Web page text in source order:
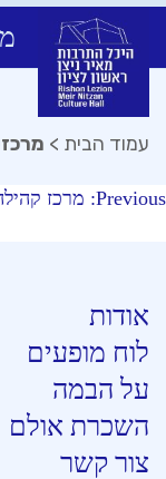
content
עמוד הבית >
ניווט
Previous: מרכז
אודות
לוח מופעים
על הבמה
השכרת אולם
צור קשר